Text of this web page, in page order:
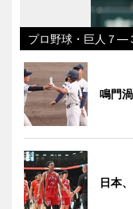
プロ野球・巨人７―
鳴門
日本